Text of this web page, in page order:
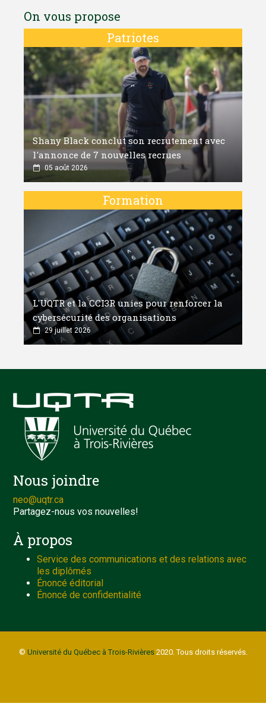
On vous propose
Patriotes
Shany Black conclut son recrutement avec
l'annonce de 7 nouvelles recrues
05 août 2026
Formation
L'UQTR et la CCI3R unies pour renforcer la
cybersécurité des organisations
29 juillet 2026
Nous joindre
neo@uqtr.ca
Partagez-nous vos nouvelles!
À propos
Service des communications et des relations avec
les diplômés
Énoncé éditorial
Énoncé de confidentialité
© Université du Québec à Trois-Rivières2020. Tous droits réservés.